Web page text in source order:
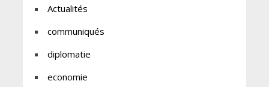
Actualités
communiqués
diplomatie
economie